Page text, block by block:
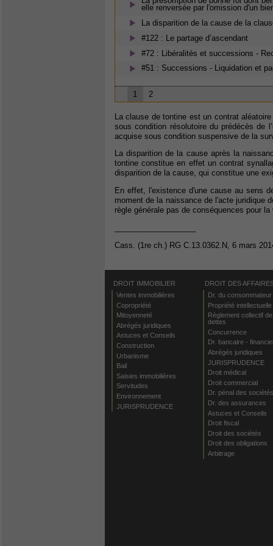
elle renversée par l'omission d'un
La disparition de la cause de la
#122 : Le partage d’ascendant
#72 : Libéralités et successions -
#51 : Successions - Liquidation et
1 2
La clause de tontine est un contrat
sous condition résolutoire du prédécès de
acquise sous condition suspensive de la
La disparition de la cause après la
tontine constitue en effet un contrat
disparition de la cause, qui constitue une
En effet, l'existence d'une cause au sens
moment de la naissance de l'acte juridique
règle générale pas de conséquences pour
Cass. (1re ch.) RG C.13.0362.N, 6 mars
DROIT IMMOBILIER
Ventes immobilières
Copropriété
Mitoyenneté
Abrégés juridiques
Astuces et Conseils
Construction
Urbanisme
Bail
Saisies immobilières
Servitudes
Environnement
JURISPRUDENCE
DROIT DES
Dr. du consommateur
Propriété intellectuelle
Règlement collectif de
dettes
Concurrence
Dr. bancaire -
Abrégés juridiques
JURISPRUDENCE
Droit médical
Droit commercial
Dr. pénal des sociétés
Dr. des assurances
Astuces et Conseils
Droit fiscal
Droit des sociétés
Droit des obligations
Arbitrage